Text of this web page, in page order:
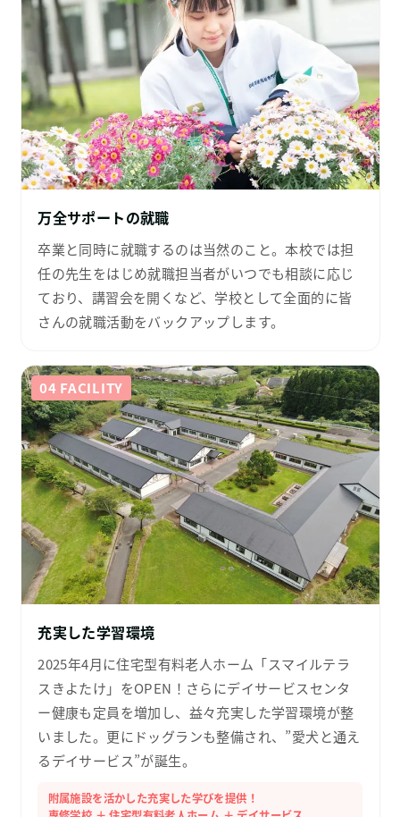
万全サポートの就職
卒業と同時に就職するのは当然のこと。本校では担
任の先生をはじめ就職担当者がいつでも相談に応じ
ており、講習会を開くなど、学校として全面的に皆
さんの就職活動をバックアップします。
04 FACILITY
充実した学習環境
2025年4月に住宅型有料老人ホーム「スマイルテラ
スきよたけ」をOPEN！さらにデイサービスセンタ
ー健康も定員を増加し、益々充実した学習環境が整
いました。更にドッグランも整備され、”愛犬と通え
るデイサービス”が誕生。
附属施設を活かした充実した学びを提供！